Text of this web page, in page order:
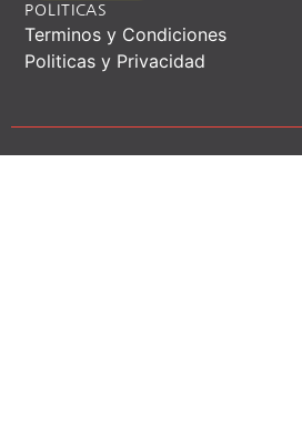
POLITICAS
Terminos y Condiciones
Politicas y Privacidad